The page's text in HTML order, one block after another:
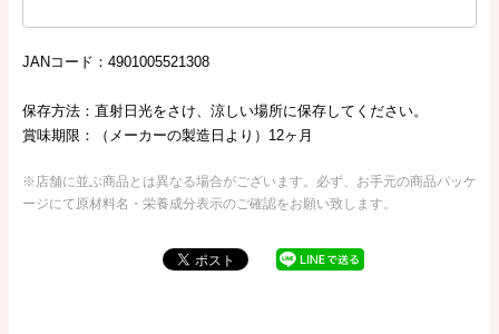
JANコード：4901005521308
保存方法：直射日光をさけ、涼しい場所に保存してください。
賞味期限：（メーカーの製造日より）12ヶ月
※店舗に並ぶ商品とは異なる場合がございます。必ず、お手元の商品パッケ
ージにて原材料名・栄養成分表示のご確認をお願い致します。